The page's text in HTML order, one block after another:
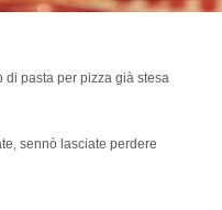
di pasta per pizza già stesa
sennò lasciate perdere